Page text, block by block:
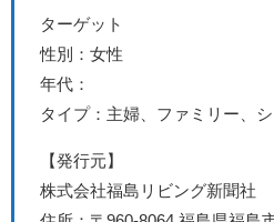
ターゲット
性別：女性
年代：
タイプ：主婦、ファミリー、
【発行元】
株式会社福島リビング新聞社